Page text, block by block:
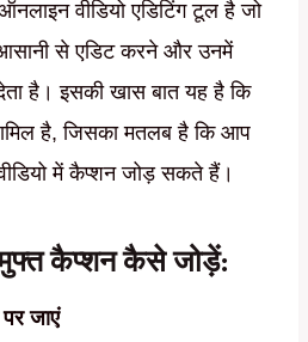
वीडियो एडिटिंग टूल है जो
से एडिट करने और उनमें
है। इसकी खास बात यह है कि
है, जिसका मतलब है कि आप
में कैप्शन जोड़ सकते हैं।
कैप्शन कैसे जोड़ें:
जाएं